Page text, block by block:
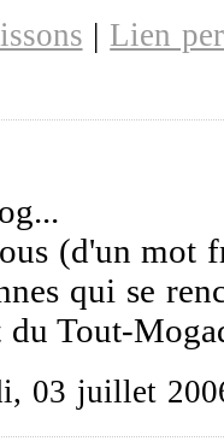
| Lien
(d'un mot
qui se
Tout-
03 juillet